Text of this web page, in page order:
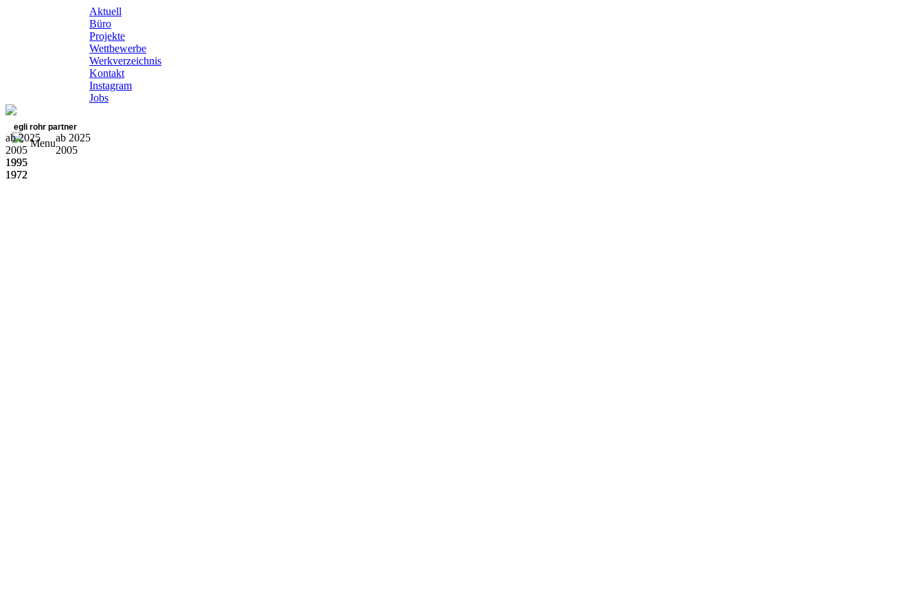
Aktuell
Büro
Projekte
Wettbewerbe
Werkverzeichnis
Kontakt
Instagram
Jobs
egli rohr partner
Menu
ab 2025
2005
1995
1972
ab 2025
2005
1995
1972